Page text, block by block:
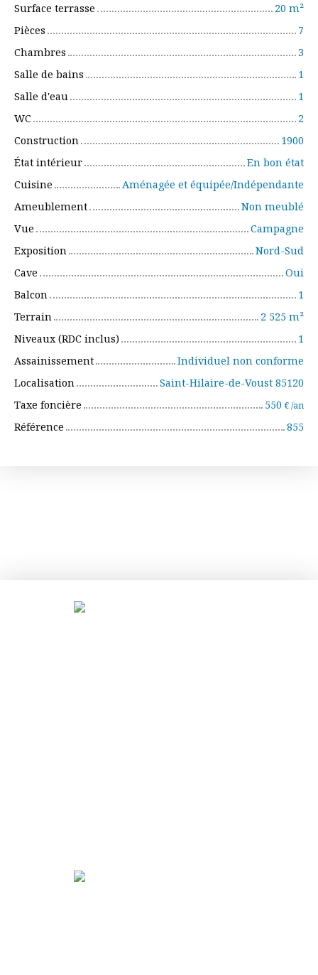
Surface terrasse
20 m²
Pièces
7
Chambres
3
Salle de bains
1
Salle d'eau
1
WC
2
Construction
1900
État intérieur
En bon état
Cuisine
Aménagée et équipée/Indépendante
Ameublement
Non meublé
Vue
Campagne
Exposition
Nord-Sud
Cave
Oui
Balcon
1
Terrain
2 525 m²
Niveaux (RDC inclus)
1
Assainissement
Individuel non conforme
Localisation
Saint-Hilaire-de-Voust 85120
Taxe foncière
550 € /an
Référence 855